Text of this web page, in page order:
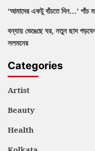
‘আমাদের একটু বাঁচতে দিন…’ পাঁচ
বন্যায় ভেঙেছে ঘর, নতুন ছাদ
সলমনের
Categories
Artist
Beauty
Health